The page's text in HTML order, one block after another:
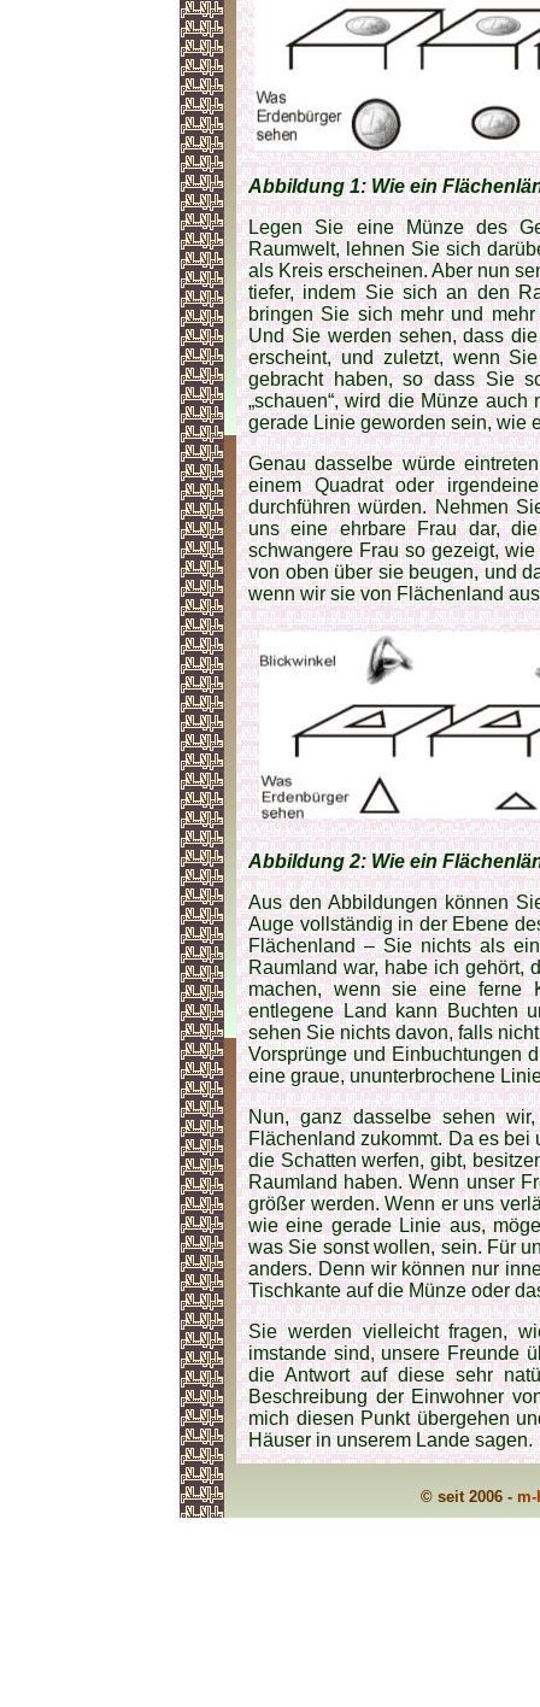
Abbildung 1: Wie ein
Legen Sie eine Münze des
Raumwelt, lehnen Sie sich
als Kreis erscheinen. Aber nun
tiefer, indem Sie sich an den
bringen Sie sich mehr und
Und Sie werden sehen, dass
erscheint, und zuletzt, wenn
gebracht haben, so dass Sie
„schauen“, wird die Münze
gerade Linie geworden sein, wie
Genau dasselbe würde
einem Quadrat oder
durchführen würden. Nehmen
uns eine ehrbare Frau dar,
schwangere Frau so gezeigt,
von oben über sie beugen, und
wenn wir sie von Flächenland
Abbildung 2: Wie ein
Aus den Abbildungen können
Auge vollständig in der Ebene
Flächenland – Sie nichts als
Raumland war, habe ich gehört,
machen, wenn sie eine ferne
entlegene Land kann Buchten
sehen Sie nichts davon, falls
Vorsprünge und Einbuchtungen
eine graue, ununterbrochene
Nun, ganz dasselbe sehen
Flächenland zukommt. Da es bei
die Schatten werfen, gibt,
Raumland haben. Wenn unser
größer werden. Wenn er uns
wie eine gerade Linie aus,
was Sie sonst wollen, sein. Für
anders. Denn wir können nur
Tischkante auf die Münze oder
Sie werden vielleicht fragen,
imstande sind, unsere Freunde
die Antwort auf diese sehr
Beschreibung der Einwohner
mich diesen Punkt übergehen
Häuser in unserem Lande sagen.
© seit 2006 -